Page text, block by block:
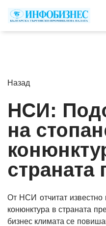
Назад
НСИ:
на
страната
От НСИ отчитат известно
конюнктура в страната
бизнес климата се